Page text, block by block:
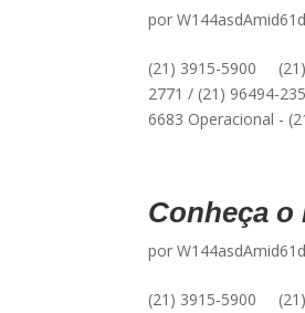
por
(21) 3915-5900 (21)
2771 / (21) 96494-
6683 Operacional -
Conheça
por
(21) 3915-5900 (21)